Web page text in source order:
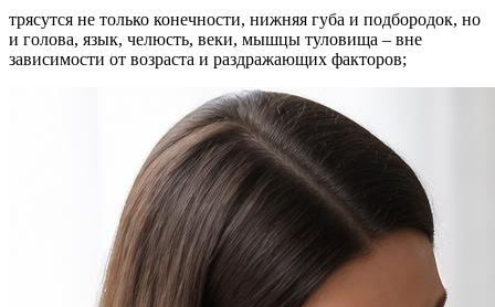
трясутся не только конечности, нижняя губа и подбородок, но
и голова, язык, челюсть, веки, мышцы туловища – вне
зависимости от возраста и раздражающих факторов;